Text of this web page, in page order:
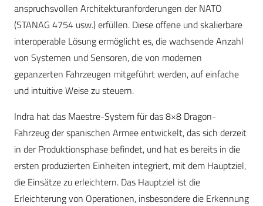
anspruchsvollen Architekturanforderungen der NATO
(STANAG 4754 usw.) erfüllen. Diese offene und skalierbare
interoperable Lösung ermöglicht es, die wachsende Anzahl
von Systemen und Sensoren, die von modernen
gepanzerten Fahrzeugen mitgeführt werden, auf einfache
und intuitive Weise zu steuern.
Indra hat das Maestre-System für das 8×8 Dragon-
Fahrzeug der spanischen Armee entwickelt, das sich derzeit
in der Produktionsphase befindet, und hat es bereits in die
ersten produzierten Einheiten integriert, mit dem Hauptziel,
die Einsätze zu erleichtern. Das Hauptziel ist die
Erleichterung von Operationen, insbesondere die Erkennung